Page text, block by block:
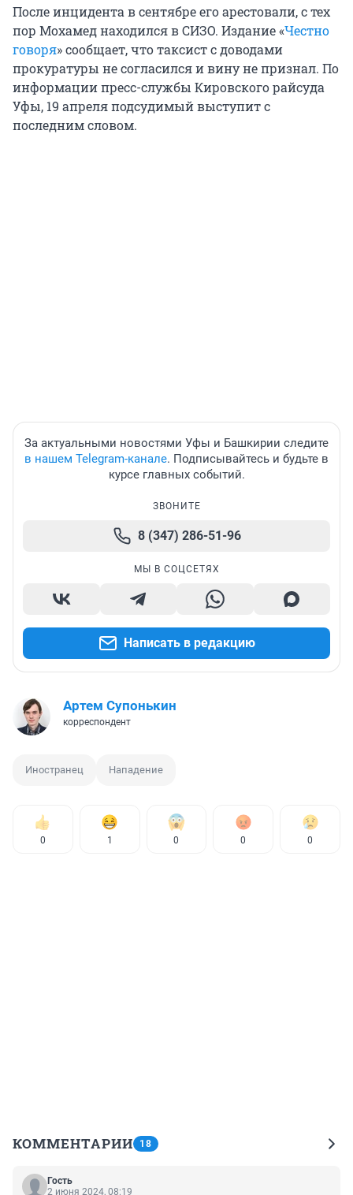
После инцидента в сентябре его арестовали, с тех
пор Мохамед находился в СИЗО. Издание «Честно
говоря» сообщает, что таксист с доводами
прокуратуры не согласился и вину не признал. По
информации пресс-службы Кировского райсуда
Уфы, 19 апреля подсудимый выступит с
последним словом.
За актуальными новостями Уфы и Башкирии следите
в нашем Telegram-канале. Подписывайтесь и будьте в
курсе главных событий.
ЗВОНИТЕ
8 (347) 286-51-96
МЫ В СОЦСЕТЯХ
Написать в редакцию
Артем Супонькин
корреспондент
Иностранец Нападение
0 1 0 0 0
КОММЕНТАРИИ 18
Гость
2 июня 2024, 08:19